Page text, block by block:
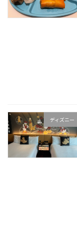
ディズニー